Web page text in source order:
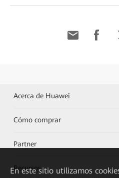
Acerca de Huawei
Cómo comprar
Partner
Recursos
En este sitio utilizamos